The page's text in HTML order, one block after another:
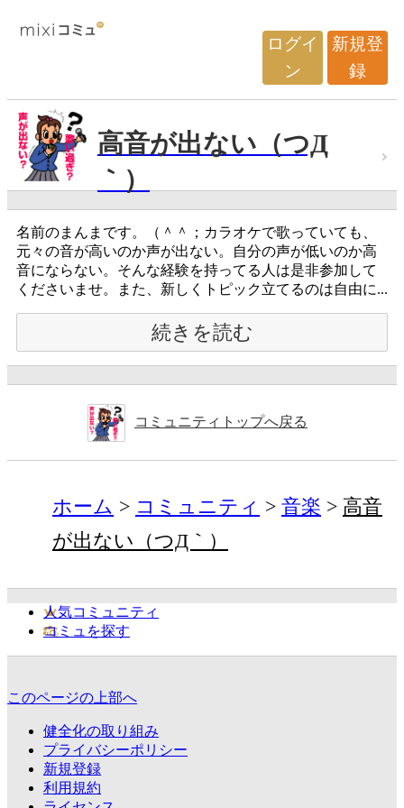
ログイ
ン
新規登
録
高音が出ない（つД
｀）
名前のまんまです。（＾＾；カラオケで歌っていても、
元々の音が高いのか声が出ない。自分の声が低いのか高
音にならない。そんな経験を持ってる人は是非参加して
くださいませ。また、新しくトピック立てるのは自由に...
続きを読む
コミュニティトップへ戻る
ホーム コミュニティ 音楽
高音
が出ない（つД｀）
人気コミュニティ
コミュを探す
このページの上部へ
健全化の取り組み
プライバシーポリシー
新規登録
利用規約